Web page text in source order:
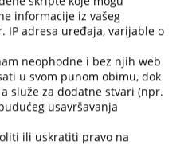
vijesti
informacije iz vašeg
IP adresa uređaja, varijable o
neophodne i bez njih web
u svom punom obimu, dok
služe za dodatne stvari (npr.
usavršavanja
ili uskratiti pravo na